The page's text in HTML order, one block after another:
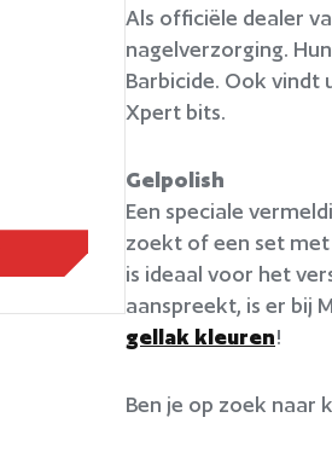
Als officiële dealer
nagelverzorging.
Barbicide. Ook vindt
Xpert bits.
Gelpolish
Een speciale
zoekt of een set met
is ideaal voor het
aanspreekt, is er bij
gellak kleuren!
Ben je op zoek naar